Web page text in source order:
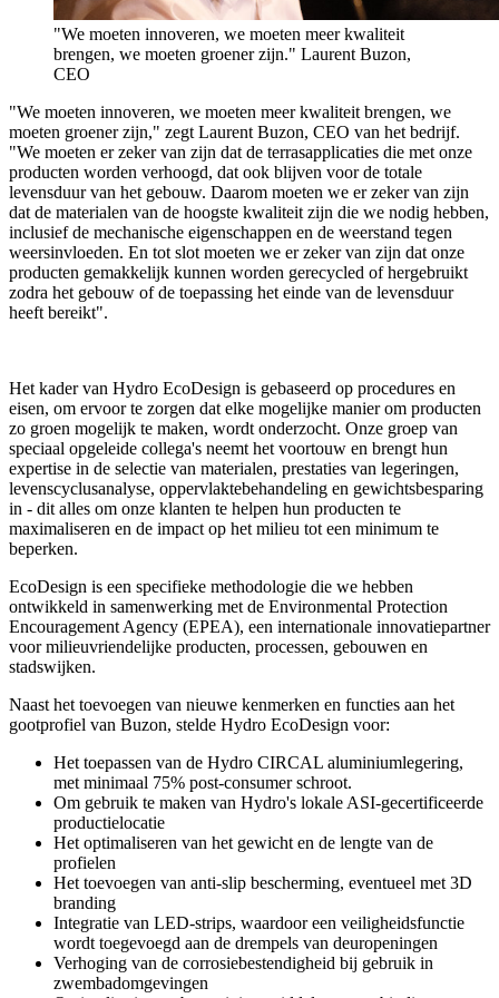
"We moeten innoveren, we moeten meer kwaliteit
brengen, we moeten groener zijn." Laurent Buzon,
CEO
"We moeten innoveren, we moeten meer kwaliteit brengen, we
moeten groener zijn," zegt Laurent Buzon, CEO van het bedrijf.
"We moeten er zeker van zijn dat de terrasapplicaties die met onze
producten worden verhoogd, dat ook blijven voor de totale
levensduur van het gebouw. Daarom moeten we er zeker van zijn
dat de materialen van de hoogste kwaliteit zijn die we nodig hebben,
inclusief de mechanische eigenschappen en de weerstand tegen
weersinvloeden. En tot slot moeten we er zeker van zijn dat onze
producten gemakkelijk kunnen worden gerecycled of hergebruikt
zodra het gebouw of de toepassing het einde van de levensduur
heeft bereikt".
Het kader van Hydro EcoDesign is gebaseerd op procedures en
eisen, om ervoor te zorgen dat elke mogelijke manier om producten
zo groen mogelijk te maken, wordt onderzocht. Onze groep van
speciaal opgeleide collega's neemt het voortouw en brengt hun
expertise in de selectie van materialen, prestaties van legeringen,
levenscyclusanalyse, oppervlaktebehandeling en gewichtsbesparing
in - dit alles om onze klanten te helpen hun producten te
maximaliseren en de impact op het milieu tot een minimum te
beperken.
EcoDesign is een specifieke methodologie die we hebben
ontwikkeld in samenwerking met de Environmental Protection
Encouragement Agency (EPEA), een internationale innovatiepartner
voor milieuvriendelijke producten, processen, gebouwen en
stadswijken.
Naast het toevoegen van nieuwe kenmerken en functies aan het
gootprofiel van Buzon, stelde Hydro EcoDesign voor:
Het toepassen van de Hydro CIRCAL aluminiumlegering,
met minimaal 75% post-consumer schroot.
Om gebruik te maken van Hydro's lokale ASI-gecertificeerde
productielocatie
Het optimaliseren van het gewicht en de lengte van de
profielen
Het toevoegen van anti-slip bescherming, eventueel met 3D
branding
Integratie van LED-strips, waardoor een veiligheidsfunctie
wordt toegevoegd aan de drempels van deuropeningen
Verhoging van de corrosiebestendigheid bij gebruik in
zwembadomgevingen